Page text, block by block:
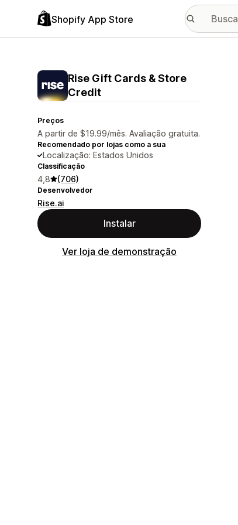
Shopify App Store
Rise Gift Cards & Store
Credit
Preços
A partir de $19.99/mês. Avaliação gratuita.
Recomendado por lojas como a sua
Localização: Estados Unidos
Classificação
4,8 (706)
Desenvolvedor
Rise.ai
Instalar
Ver loja de demonstração